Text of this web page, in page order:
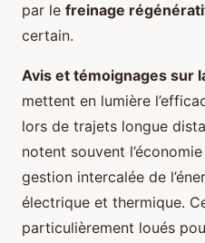
par le freinage
certain.
Avis et témoignages sur
mettent en lumière
lors de trajets longue
notent souvent
gestion intercalée de
électrique et thermique.
particulièrement loués